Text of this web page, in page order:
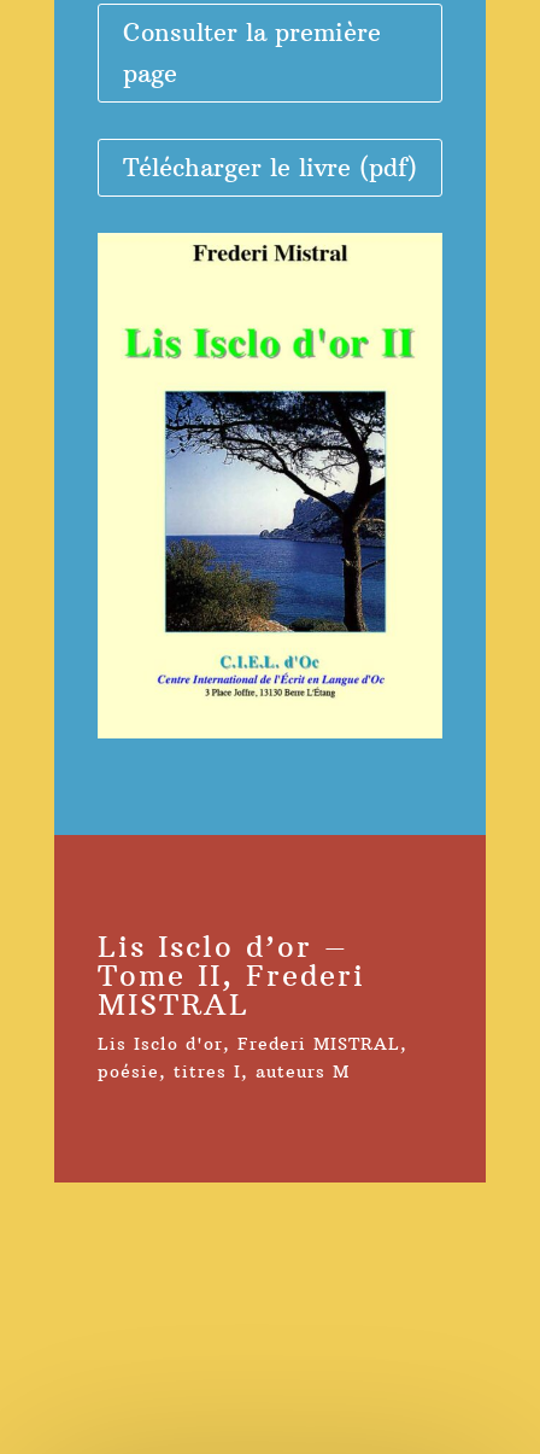
Consulter la première
page
Télécharger le livre (pdf)
Lis Isclo d’or –
Tome II, Frederi
MISTRAL
Lis Isclo d'or, Frederi MISTRAL,
poésie, titres I, auteurs M